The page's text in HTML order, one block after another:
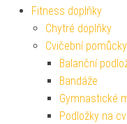
Fitness doplňky
Chytré doplňky
Cvičební pomůcky
Balanční
Bandáže
Gymnastické
Podložky na